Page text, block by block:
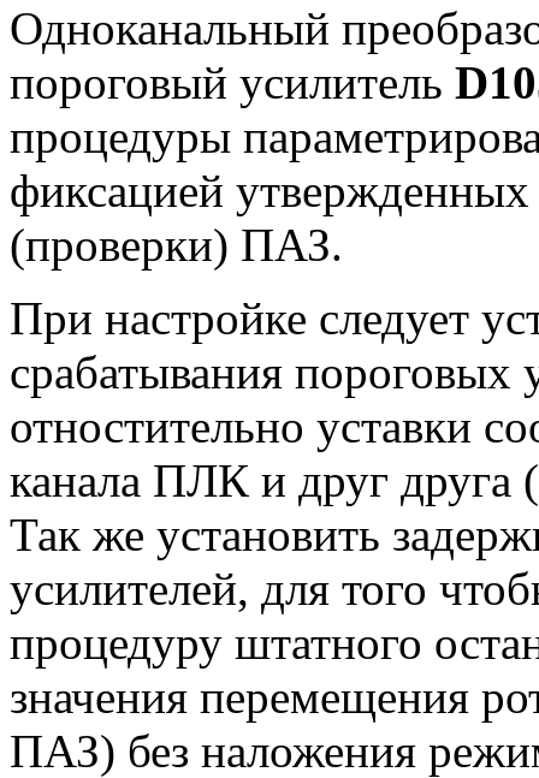
Одноканальный
пороговый усилитель
процедуры
фиксацией утвержденных
(проверки) ПАЗ.
При настройке следует
срабатывания пороговых
отностительно уставки
канала ПЛК и друг
Так же установить
усилителей, для того
процедуру штатного
значения перемещения
ПАЗ) без наложения